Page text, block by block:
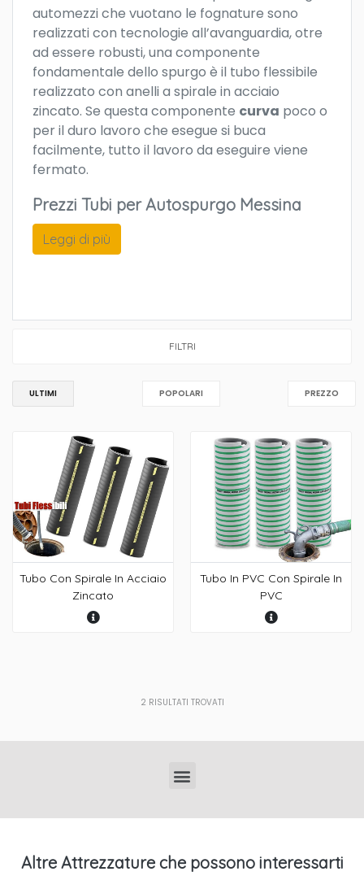
automezzi che vuotano le fognature sono
realizzati con tecnologie all’avanguardia, otre
ad essere robusti, una componente
fondamentale dello spurgo è il tubo flessibile
realizzato con anelli a spirale in acciaio
zincato. Se questa componente curva poco o
per il duro lavoro che esegue si buca
facilmente, tutto il lavoro da eseguire viene
fermato.
Prezzi Tubi per Autospurgo Messina
Leggi di più
FILTRI
ULTIMI POPOLARI PREZZO
Tubo Con Spirale In Acciaio
Zincato
Tubo In PVC Con Spirale In
PVC
2 RISULTATI TROVATI
Altre Attrezzature che possono interessarti